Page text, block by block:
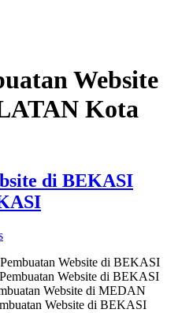
Website
Kota
di BEKASI
Website di BEKASI
Website di BEKASI
Website di MEDAN
Website di BEKASI